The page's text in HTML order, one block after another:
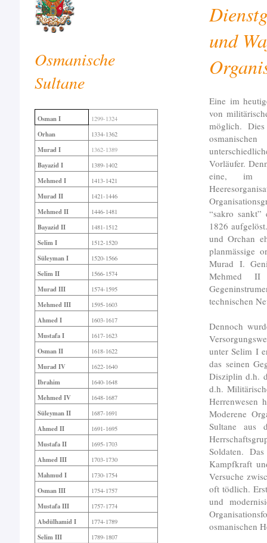
und
Eine im
von
möglich.
Vorläufer.
eine, im
“sakro
1826
und Orchan
planmässige
Murad I.
Mehmed II
technischen
Dennoch
unter Selim I
das seinen
Disziplin d.h.
d.h.
Herrenwesen
Moderene
Sultane aus
Soldaten.
Kampfkraft
Versuche
oft tödlich.
und
osmanischen
Osmanische
Sultane
Osman I 1299-1324
Orhan 1334-1362
Murad I 1362-1389
Bayazid I 1389-1402
Mehmed I 1413-1421
Murad II 1421-1446
Mehmed II 1446-1481
Bayazid II 1481-1512
Selim I 1512-1520
Süleyman I 1520-1566
Selim II 1566-1574
Murad III 1574-1595
Mehmed III 1595-1603
Ahmed I 1603-1617
Mustafa I 1617-1623
Osman II 1618-1622
Murad IV 1622-1640
Ibrahim 1640-1648
Mehmed IV 1648-1687
Süleyman II 1687-1691
Ahmed II 1691-1695
Mustafa II 1695-1703
Ahmed III 1703-1730
Mahmud I 1730-1754
Osman III 1754-1757
Mustafa III 1757-1774
Abdülhamid I 1774-1789
Selim III 1789-1807